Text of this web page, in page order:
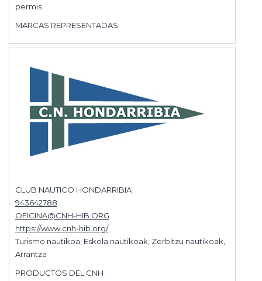
permis
MARCAS REPRESENTADAS:
CLUB NAUTICO HONDARRIBIA
943642788
OFICINA@CNH-HIB.ORG
https://www.cnh-hib.org/
Turismo nautikoa, Eskola nautikoak, Zerbitzu nautikoak,
Arrantza
PRODUCTOS DEL CNH